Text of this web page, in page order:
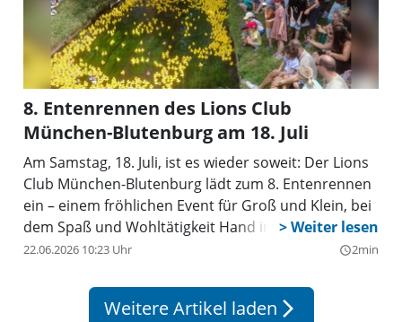
8. Entenrennen des Lions Club
München-Blutenburg am 18. Juli
Am Samstag, 18. Juli, ist es wieder soweit: Der Lions
Club München-Blutenburg lädt zum 8. Entenrennen
ein – einem fröhlichen Event für Groß und Klein, bei
dem Spaß und Wohltätigkeit Hand in Hand gehen.
22.06.2026 10:23 Uhr query_builder2min
Weitere Artikel laden arrow_forward_ios